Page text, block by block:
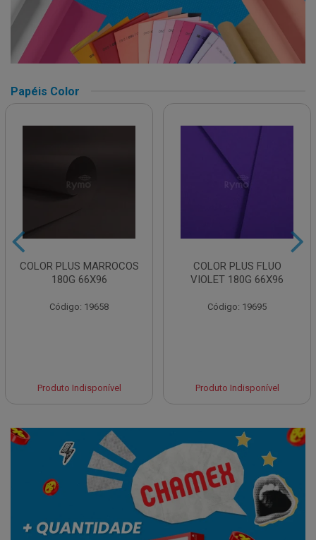
Papéis Color
COLOR PLUS MARROCOS
180G 66X96
Código: 19658
Produto Indisponível
COLOR PLUS FLUO
VIOLET 180G 66X96
Código: 19695
Produto Indisponível